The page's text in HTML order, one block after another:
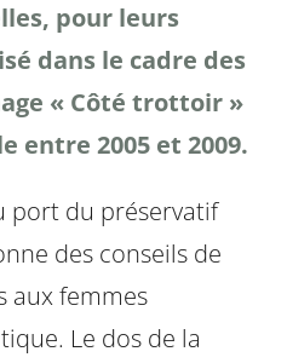
pour leurs
dans le cadre des
« Côté trottoir »
entre 2005 et 2009.
port du préservatif
des conseils de
aux femmes
Le dos de la